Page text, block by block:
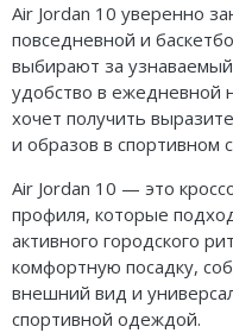
Air Jordan 10 уверенно
повседневной и
выбирают за
удобство в ежедневной
хочет получить
и образов в спортивном
Air Jordan 10 — это
профиля, которые
активного городского
комфортную посадку,
внешний вид и
спортивной одеждой.